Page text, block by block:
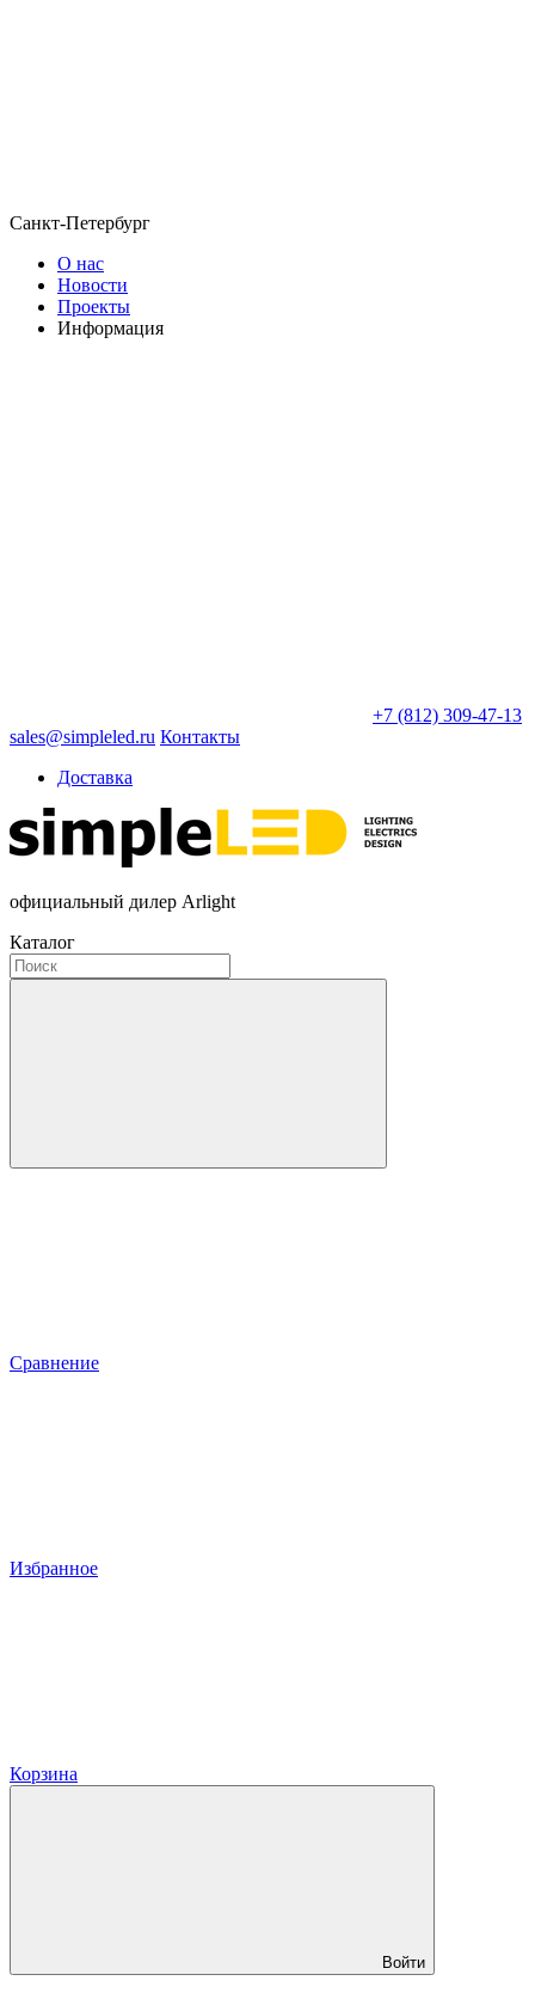
Санкт-Петербург
О нас
Новости
Проекты
Информация
+7 (812) 309-47-13
sales@simpleled.ru Контакты
Доставка
официальный дилер Arlight
Каталог
Сравнение
Избранное
Корзина
Войти